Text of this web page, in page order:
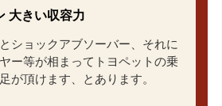
大きい収容力
ショックアブソーバー、それに
ー等が相まってトヨペットの乗
が頂けます、とあります。